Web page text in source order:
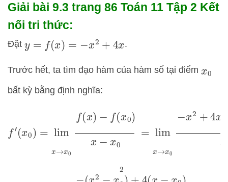
Giải bài 9.3 trang 86 Toán 11 Tập 2 Kết
nối tri thức:
Đặt y =f( x)=− x2 +4x .
Trước hết, ta tìm đạo hàm của hàm số tại điểm x0
bất kỳ bằng định nghĩa:
x0 )= limx x
(x − x 0= lim x x x2
02+ 4x
x )= x→ 0 −